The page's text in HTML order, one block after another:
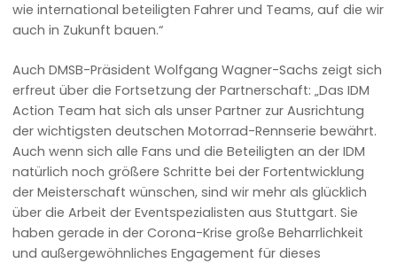
wie international beteiligten Fahrer und Teams, auf die wir
auch in Zukunft bauen.“
Auch DMSB-Präsident Wolfgang Wagner-Sachs zeigt sich
erfreut über die Fortsetzung der Partnerschaft: „Das IDM
Action Team hat sich als unser Partner zur Ausrichtung
der wichtigsten deutschen Motorrad-Rennserie bewährt.
Auch wenn sich alle Fans und die Beteiligten an der IDM
natürlich noch größere Schritte bei der Fortentwicklung
der Meisterschaft wünschen, sind wir mehr als glücklich
über die Arbeit der Eventspezialisten aus Stuttgart. Sie
haben gerade in der Corona-Krise große Beharrlichkeit
und außergewöhnliches Engagement für dieses